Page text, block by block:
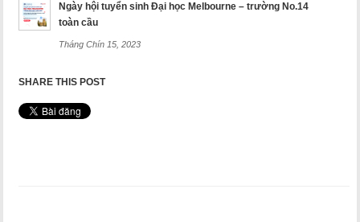
Ngày hội tuyển sinh Đại học Melbourne – trường No.14
toàn cầu
Tháng Chín 15, 2023
SHARE THIS POST